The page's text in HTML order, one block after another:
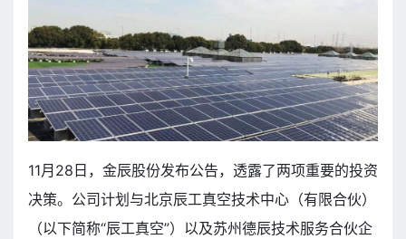
11月28日，金辰股份发布公告，透露了两项重要的投资
决策。公司计划与北京辰工真空技术中心（有限合伙）
（以下简称“辰工真空”）以及苏州德辰技术服务合伙企